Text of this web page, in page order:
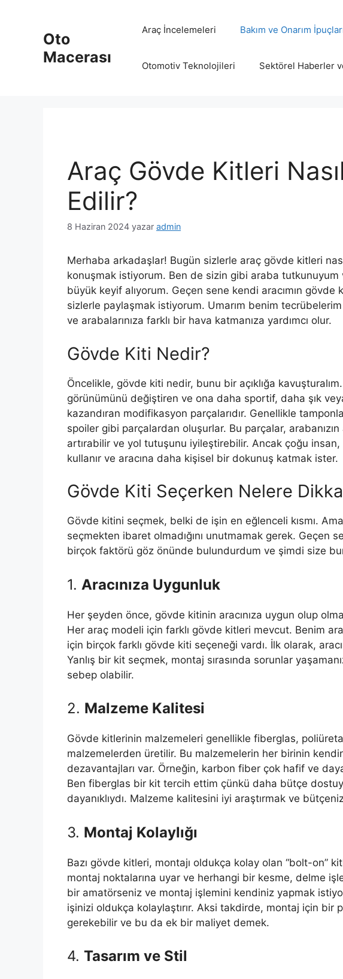
Oto
Macerası
Araç İncelemeleri Bakım ve Onarım
Otomotiv Teknolojileri Sektörel Haberler
Araç Gövde Kitleri
Edilir?
8 Haziran 2024 yazar admin
Merhaba arkadaşlar! Bugün sizlerle araç gövde kitleri
konuşmak istiyorum. Ben de sizin gibi araba tutkunuyum
büyük keyif alıyorum. Geçen sene kendi aracımın
sizlerle paylaşmak istiyorum. Umarım benim
ve arabalarınıza farklı bir hava katmanıza yardımcı olur.
Gövde Kiti Nedir?
Öncelikle, gövde kiti nedir, bunu bir açıklığa kavuşturalım.
görünümünü değiştiren ve ona daha sportif, daha şık
kazandıran modifikasyon parçalarıdır. Genellikle
spoiler gibi parçalardan oluşurlar. Bu parçalar,
artırabilir ve yol tutuşunu iyileştirebilir. Ancak çoğu
kullanır ve aracına daha kişisel bir dokunuş katmak ister.
Gövde Kiti Seçerken Nelere
Gövde kitini seçmek, belki de işin en eğlenceli kısmı.
seçmekten ibaret olmadığını unutmamak gerek. Geçen
birçok faktörü göz önünde bulundurdum ve şimdi size
1. Aracınıza Uygunluk
Her şeyden önce, gövde kitinin aracınıza uygun olup
Her araç modeli için farklı gövde kitleri mevcut. Benim
için birçok farklı gövde kiti seçeneği vardı. İlk olarak,
Yanlış bir kit seçmek, montaj sırasında sorunlar
sebep olabilir.
2. Malzeme Kalitesi
Gövde kitlerinin malzemeleri genellikle fiberglas,
malzemelerden üretilir. Bu malzemelerin her birinin
dezavantajları var. Örneğin, karbon fiber çok hafif ve
Ben fiberglas bir kit tercih ettim çünkü daha bütçe
dayanıklıydı. Malzeme kalitesini iyi araştırmak ve
3. Montaj Kolaylığı
Bazı gövde kitleri, montajı oldukça kolay olan “bolt-on”
montaj noktalarına uyar ve herhangi bir kesme, delme
bir amatörseniz ve montaj işlemini kendiniz yapmak
işinizi oldukça kolaylaştırır. Aksi takdirde, montaj için bir
gerekebilir ve bu da ek bir maliyet demek.
4. Tasarım ve Stil